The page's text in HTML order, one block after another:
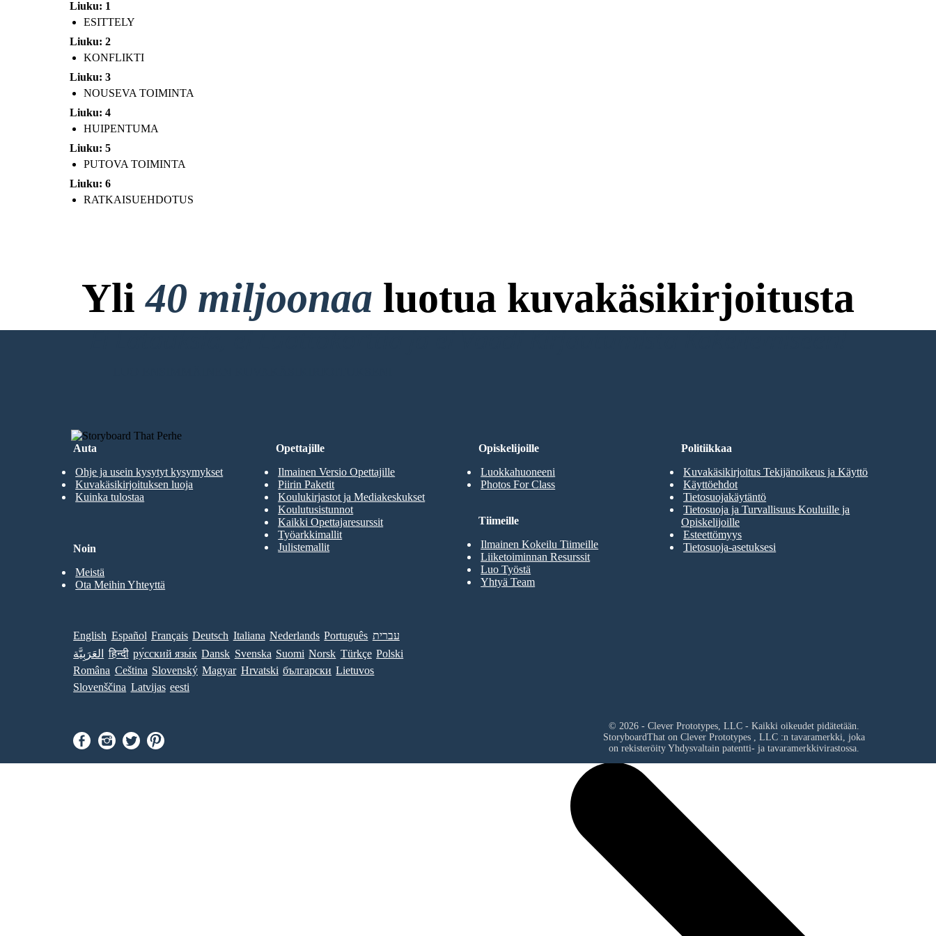
Liuku: 1
ESITTELY
Liuku: 2
KONFLIKTI
Liuku: 3
NOUSEVA TOIMINTA
Liuku: 4
HUIPENTUMA
Liuku: 5
PUTOVA TOIMINTA
Liuku: 6
RATKAISUEHDOTUS
Yli40 miljoonaa luotua kuvakäsikirjoitusta
Ei Latauksia, ei Luottokorttia ja ei Vaadi Kirjautumista Kokeilemiseen!
Auta
Ohje ja usein kysytyt kysymykset
Kuvakäsikirjoituksen luoja
Kuinka tulostaa
Opiskelijoille
Luokkahuoneeni
Photos For Class
Opettajille
Ilmainen Versio Opettajille
Piirin Paketit
Koulukirjastot ja Mediakeskukset
Koulutusistunnot
Kaikki Opettajaresurssit
Työarkkimallit
Julistemallit
Tiimeille
Ilmainen Kokeilu Tiimeille
Liiketoiminnan Resurssit
Luo Työstä
Yhtyä Team
Noin
Meistä
Ota Meihin Yhteyttä
Politiikkaa
Kuvakäsikirjoitus Tekijänoikeus ja Käyttö
Käyttöehdot
Tietosuojakäytäntö
Tietosuoja ja Turvallisuus Kouluille ja
Opiskelijoille
Esteettömyys
Tietosuoja-asetuksesi
English Español Français Deutsch Italiana Nederlands Português עברית
العَرَبِيَّة
हिन्दी ру́сский язы́к Dansk Svenska Suomi Norsk Türkçe Polski
Româna Ceština Slovenský Magyar Hrvatski български Lietuvos
Slovenščina Latvijas eesti
© 2026 - Clever Prototypes, LLC - Kaikki oikeudet pidätetään.
StoryboardThat on Clever Prototypes , LLC:n tavaramerkki, joka
on rekisteröity Yhdysvaltain patentti- ja tavaramerkkivirastossa.